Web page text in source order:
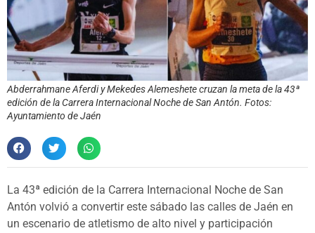
Abderrahmane Aferdi y Mekedes Alemeshete cruzan la meta de la 43ª
edición de la Carrera Internacional Noche de San Antón. Fotos:
Ayuntamiento de Jaén
La 43ª edición de la Carrera Internacional Noche de San
Antón volvió a convertir este sábado las calles de Jaén en
un escenario de atletismo de alto nivel y participación